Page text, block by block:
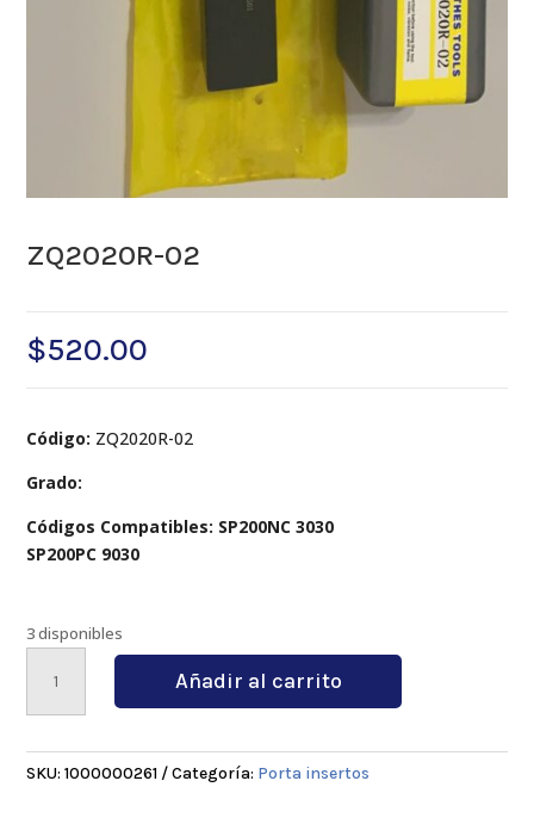
ZQ2020R-02
$520.00
Código: ZQ2020R-02
Grado:
Códigos Compatibles: SP200NC 3030
SP200PC 9030
3 disponibles
cantidad
Añadir al carrito
SKU:1000000261 Categoría: Porta insertos